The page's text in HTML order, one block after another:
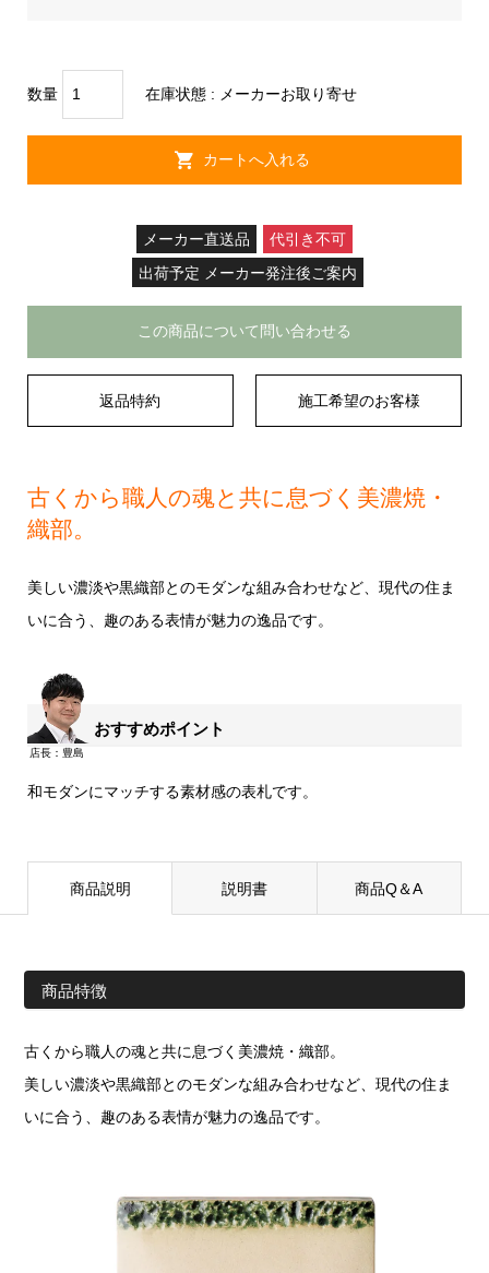
数量 在庫状態 : メーカーお取り寄せ
メーカー直送品
代引き不可
出荷予定 メーカー発注後ご案内
この商品について問い合わせる
返品特約 施工希望のお客様
古くから職人の魂と共に息づく美濃焼・
織部。
美しい濃淡や黒織部とのモダンな組み合わせなど、現代の住ま
いに合う、趣のある表情が魅力の逸品です。
おすすめポイント
和モダンにマッチする素材感の表札です。
商品説明 説明書 商品Q＆A
商品特徴
古くから職人の魂と共に息づく美濃焼・織部。
美しい濃淡や黒織部とのモダンな組み合わせなど、現代の住ま
いに合う、趣のある表情が魅力の逸品です。